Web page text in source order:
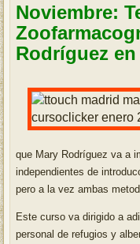
Noviembre:
Rodríguez
que Mary Rodríguez va a
independientes de
pero a la vez ambas
Este curso va dirigido a
personal de refugios y